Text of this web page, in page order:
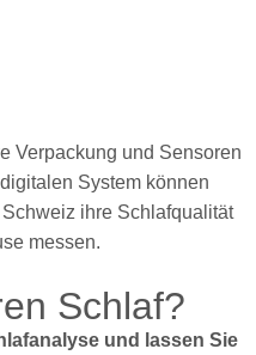
Schlaf?
und lassen Sie